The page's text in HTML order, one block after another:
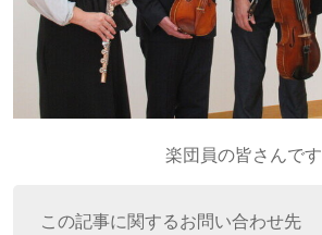
楽団員の皆さんです
この記事に関するお問い合わせ先